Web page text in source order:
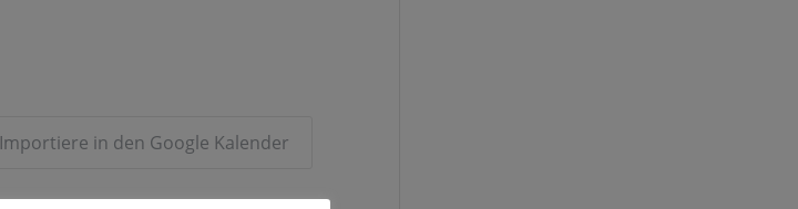
Importiere in den Google Kalender